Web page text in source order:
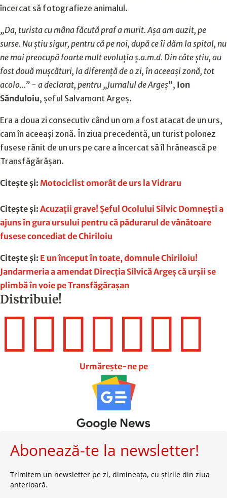
încercat să fotografieze animalul.
„Da, turista cu mâna făcută praf a murit. Așa am auzit, pe
surse. Nu știu sigur, pentru că pe noi, după ce îi dăm la spital, nu
ne mai preocupă foarte mult evoluția ș.a.m.d. Din câte știu, au
fost două mușcături, la diferență de o zi, în aceeași zonă, tot
acolo...” - a declarat, pentru „Jurnalul de Argeș”, Ion
Sănduloiu, șeful Salvamont Argeș.
Era a doua zi consecutiv când un om a fost atacat de un urs,
cam în aceeași zonă. În ziua precedentă, un turist polonez
fusese rănit de un urs pe care a încercat să îl hrănească pe
Transfăgărăşan.
Citește și: Motociclist omorât de urs la Vidraru
Citește și: Acuzaţii grave! Şeful Ocolului Silvic Domneşti a
ajuns în gura ursului pentru că pădurarul de vânătoare
fusese concediat de Chiriloiu
Citește și: E un început în toate, domnule Chiriloiu!
Jandarmeria a amendat Direcţia Silvică Argeş că urşii se
plimbă în voie pe Transfăgăraşan
Distribuie!

Urmărește-ne pe
Abonează-te la newsletter!
Trimitem un newsletter pe zi, dimineața, cu știrile din ziua
anterioară.